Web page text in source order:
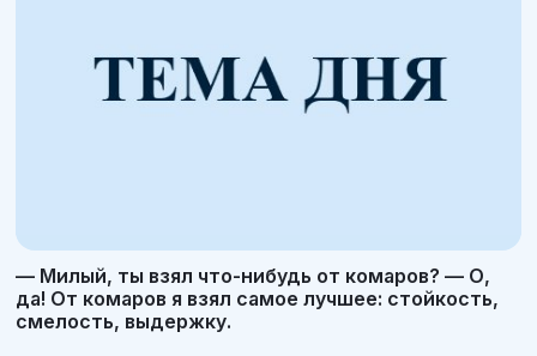
— Милый, ты взял что-нибудь от комаров? — О,
да! От комаров я взял самое лучшее: стойкость,
смелость, выдержку.